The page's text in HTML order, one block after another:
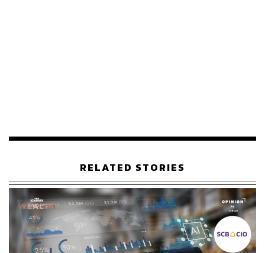
RELATED STORIES